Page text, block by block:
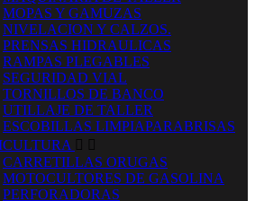
MOPAS Y GAMUZAS
NIVELACION Y CALZOS.
PRENSAS HIDRAULICAS
RAMPAS PLEGABLES
SEGURIDAD VIAL
TORNILLOS DE BANCO
UTILLAJE DE TALLER
ESCOBILLAS LIMPIAPARABRISAS
 
CARRETILLAS ORUGAS
MOTOCULTORES DE GASOLINA
PERFORADORAS